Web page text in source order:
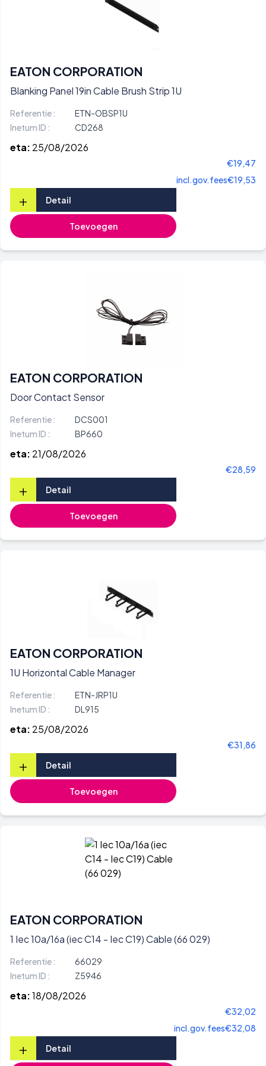
EATON CORPORATION
Blanking Panel 19in Cable Brush Strip 1U
Referentie :
ETN-OBSP1U
Inetum ID :
CD268
eta: 25/08/2026
€19,47
incl.gov.fees€19,53
+ Detail
Toevoegen
EATON CORPORATION
Door Contact Sensor
Referentie :
DCS001
Inetum ID :
BP660
eta: 21/08/2026
€28,59
+ Detail
Toevoegen
EATON CORPORATION
1U Horizontal Cable Manager
Referentie :
ETN-JRP1U
Inetum ID :
DL915
eta: 25/08/2026
€31,86
+ Detail
Toevoegen
EATON CORPORATION
1 Iec 10a/16a (iec C14 - Iec C19) Cable (66 029)
Referentie :
66029
Inetum ID :
Z5946
eta:18/08/2026
€32,02
incl.gov.fees€32,08
+ Detail